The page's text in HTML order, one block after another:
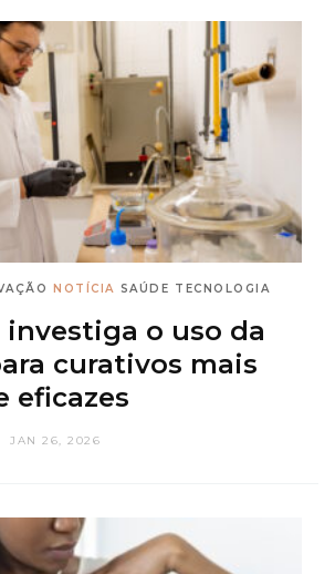
NOTÍCIA SAÚDE TECNOLOGIA
investiga o uso da
curativos mais
eficazes
JAN 26, 2026